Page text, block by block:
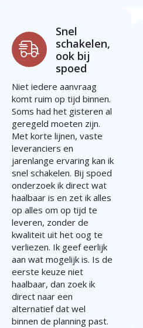
Snel
schakelen,
ook bij
spoed
Niet iedere aanvraag
komt ruim op tijd binnen.
Soms had het gisteren al
geregeld moeten zijn.
Met korte lijnen, vaste
leveranciers en
jarenlange ervaring kan ik
snel schakelen. Bij spoed
onderzoek ik direct wat
haalbaar is en zet ik alles
op alles om op tijd te
leveren, zonder de
kwaliteit uit het oog te
verliezen. Ik geef eerlijk
aan wat mogelijk is. Is de
eerste keuze niet
haalbaar, dan zoek ik
direct naar een
alternatief dat wel
binnen de planning past.